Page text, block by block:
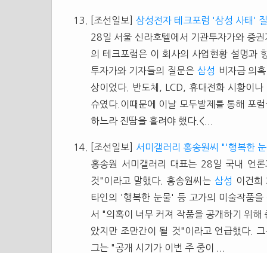
[조선일보] 삼성전자 테크포럼 '삼성 사태'
28일 서울 신라호텔에서 기관투자가와 증
의 테크포럼은 이 회사의 사업현황 설명과
투자가와 기자들의 질문은 삼성
비자금 의
상이었다. 반도체, LCD, 휴대전화 시황이
슈였다.이때문에 이날 모두발제를 통해 포
하느라 진땀을 흘려야 했다.<...
[조선일보]
서미갤러리 홍송원씨 "'행복한
홍송원 서미갤러리 대표는 28일 국내 언
것"이라고 말했다. 홍송원씨는 삼성
이건희
타인의 '행복한 눈물' 등 고가의 미술작품
서 "의혹이 너무 커져 작품을 공개하기 위
았지만 조만간이 될 것"이라고 언급했다.
그는 "공개 시기가 이번 주 중이 ...